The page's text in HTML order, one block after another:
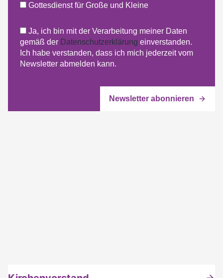
Gottesdienst für Große und Kleine
Ja, ich bin mit der Verarbeitung meiner Daten
gemäß der Datenschutzerklärung einverstanden.
Ich habe verstanden, dass ich mich jederzeit vom
Newsletter abmelden kann.